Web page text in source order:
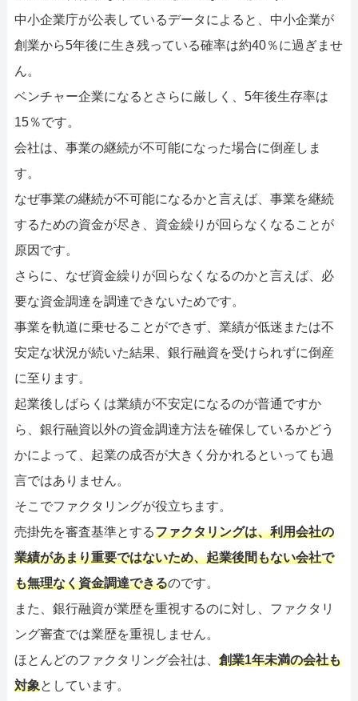
中小企業庁が公表しているデータによると、中小企業が
創業から5年後に生き残っている確率は約40％に過ぎませ
ん。
ベンチャー企業になるとさらに厳しく、5年後生存率は
15％です。
会社は、事業の継続が不可能になった場合に倒産しま
す。
なぜ事業の継続が不可能になるかと言えば、事業を継続
するための資金が尽き、資金繰りが回らなくなることが
原因です。
さらに、なぜ資金繰りが回らなくなるのかと言えば、必
要な資金調達を調達できないためです。
事業を軌道に乗せることができず、業績が低迷または不
安定な状況が続いた結果、銀行融資を受けられずに倒産
に至ります。
起業後しばらくは業績が不安定になるのが普通ですか
ら、銀行融資以外の資金調達方法を確保しているかどう
かによって、起業の成否が大きく分かれるといっても過
言ではありません。
そこでファクタリングが役立ちます。
売掛先を審査基準とするファクタリングは、利用会社の
業績があまり重要ではないため、起業後間もない会社で
も無理なく資金調達できるのです。
また、銀行融資が業歴を重視するのに対し、ファクタリ
ング審査では業歴を重視しません。
ほとんどのファクタリング会社は、 創業1年未満の会社も
対象としています。